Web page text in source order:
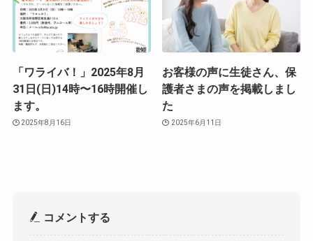
「ワライバ！」2025年8月
31日(日)14時〜16時開催し
ます。
2025年8月16日
お客様の声に生徒さん、保
護者さまの声を掲載しまし
た
2025年6月11日
コメントする